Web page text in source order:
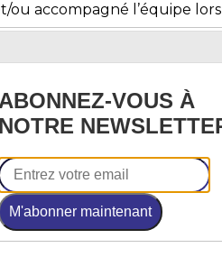
accompagné l’équipe
avec nous et
et aura permis à Mel
avec des trottinettes
et a proposé le test du
qui a participé à la
à Parentis-en-Born, qui a
leur bonne humeur pour
Bordeaux :
ABONNEZ-VOUS À
NOTRE
M'abonner maintenant